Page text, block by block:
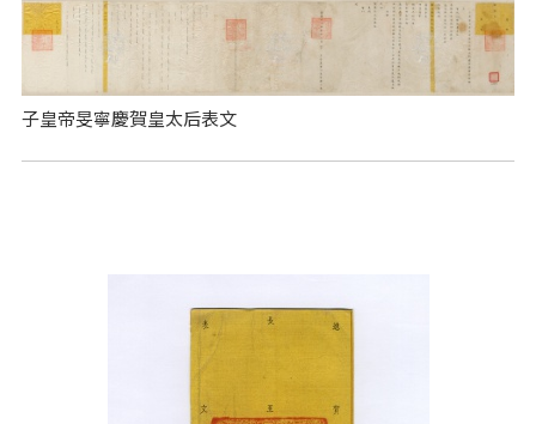
子皇帝旻寧慶賀皇太后表文